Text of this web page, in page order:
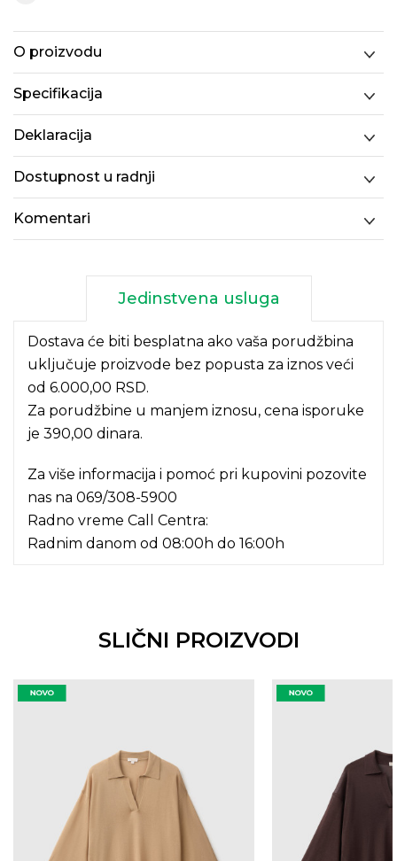
O proizvodu
Specifikacija
Deklaracija
Dostupnost u radnji
Komentari
Jedinstvena usluga
Dostava će biti besplatna ako vaša porudžbina
uključuje proizvode bez popusta za iznos veći
od 6.000,00 RSD.
Za porudžbine u manjem iznosu, cena isporuke
je 390,00 dinara.
Za više informacija i pomoć pri kupovini pozovite
nas na 069/308-5900
Radno vreme Call Centra:
Radnim danom od 08:00h do 16:00h
SLIČNI PROIZVODI